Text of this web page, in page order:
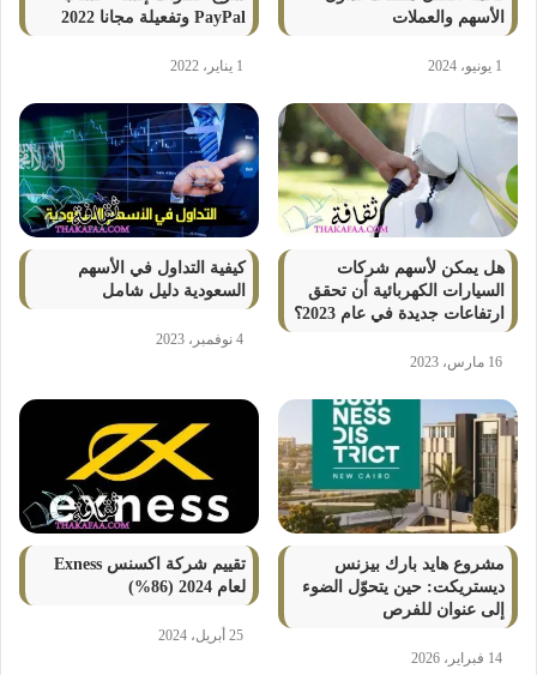
الأسهم والعملات
1 يونيو، 2024
PayPal وتفعيلة مجانا 2022
1 يناير، 2022
هل يمكن لأسهم شركات
السيارات الكهربائية أن تحقق
ارتفاعات جديدة في عام 2023؟
16 مارس، 2023
كيفية التداول في الأسهم
السعودية دليل شامل
4 نوفمبر، 2023
مشروع هايد بارك بيزنس
ديستريكت: حين يتحوّل الضوء
إلى عنوان للفرص
14 فبراير، 2026
تقييم شركة اكسنس Exness
لعام 2024 (86%)
25 أبريل، 2024